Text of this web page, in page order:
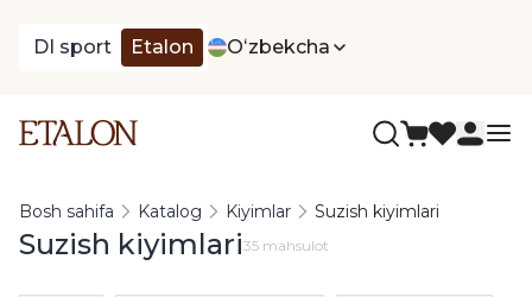
DI sport Etalon Oʻzbekcha
Bosh sahifa Katalog Kiyimlar Suzish kiyimlari
Suzish kiyimlari35 mahsulot